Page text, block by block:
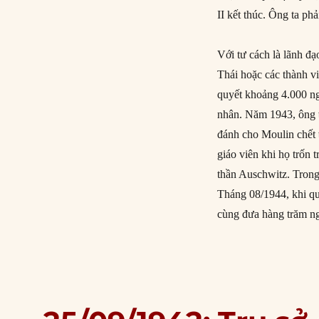
II kết thúc. Ông ta
Với tư cách là lãnh
Thái hoặc các thành
quyết khoảng 4.000
nhân. Năm 1943,
đánh cho Moulin
giáo viên khi họ trốn
thần Auschwitz.
Tháng 08/1944, khi
cùng đưa hàng trăm